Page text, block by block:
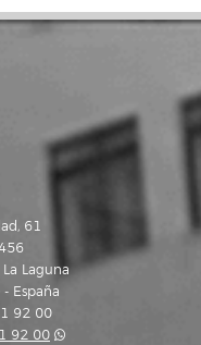
61
Laguna
España
92 00
92 00